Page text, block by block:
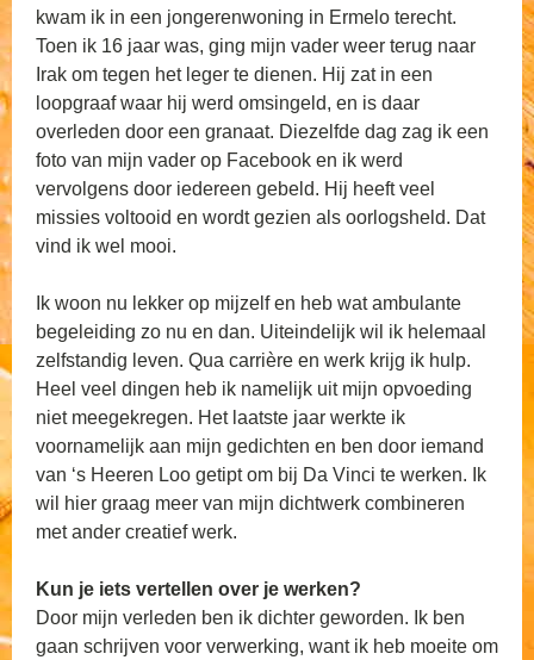
kwam ik in een jongerenwoning in Ermelo terecht.
Toen ik 16 jaar was, ging mijn vader weer terug naar
Irak om tegen het leger te dienen. Hij zat in een
loopgraaf waar hij werd omsingeld, en is daar
overleden door een granaat. Diezelfde dag zag ik een
foto van mijn vader op Facebook en ik werd
vervolgens door iedereen gebeld. Hij heeft veel
missies voltooid en wordt gezien als oorlogsheld. Dat
vind ik wel mooi.
Ik woon nu lekker op mijzelf en heb wat ambulante
begeleiding zo nu en dan. Uiteindelijk wil ik helemaal
zelfstandig leven. Qua carrière en werk krijg ik hulp.
Heel veel dingen heb ik namelijk uit mijn opvoeding
niet meegekregen. Het laatste jaar werkte ik
voornamelijk aan mijn gedichten en ben door iemand
van ‘s Heeren Loo getipt om bij Da Vinci te werken. Ik
wil hier graag meer van mijn dichtwerk combineren
met ander creatief werk.
Kun je iets vertellen over je werken?
Door mijn verleden ben ik dichter geworden. Ik ben
gaan schrijven voor verwerking, want ik heb moeite om